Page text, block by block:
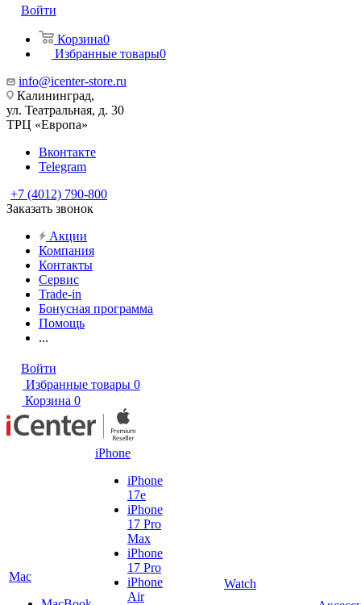
Войти
Корзина0
Избранные товары0
info@icenter-store.ru
Калининград,
ул. Театральная, д. 30
ТРЦ «Европа»
Вконтакте
Telegram
+7 (4012) 790-800
Заказать звонок
Акции
Компания
Контакты
Сервис
Trade-in
Бонусная программа
Помощь
...
Войти
Избранные товары 0
Корзина 0
Mac
iPhone
iPhone
17e
iPhone
17 Pro
Max
iPhone
17 Pro
iPhone
Air
Watch